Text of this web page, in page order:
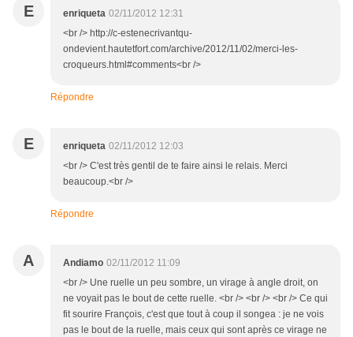
E enriqueta 02/11/2012 12:31
<br /> http://c-estenecrivantqu-
ondevient.hautetfort.com/archive/2012/11/02/merci-les-
croqueurs.html#comments<br />
Répondre
E enriqueta 02/11/2012 12:03
<br /> C'est très gentil de te faire ainsi le relais. Merci
beaucoup.<br />
Répondre
A Andiamo 02/11/2012 11:09
<br /> Une ruelle un peu sombre, un virage à angle droit, on
ne voyait pas le bout de cette ruelle. <br /> <br /> <br /> Ce qui
fit sourire François, c'est que tout à coup il songea : je ne vois
pas le bout de la ruelle, mais ceux qui sont après ce virage ne